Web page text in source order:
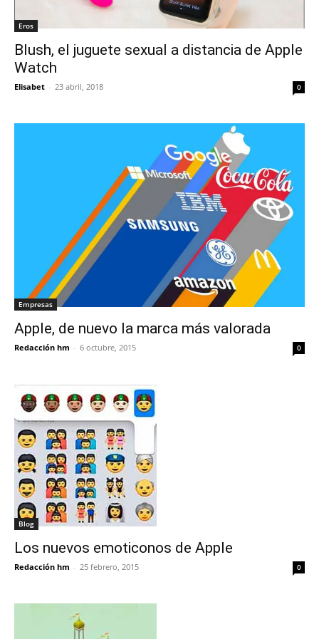
Eros
Blush, el juguete sexual a distancia de Apple
Watch
Elisabet - 23 abril, 2018 0
Empresas
Apple, de nuevo la marca más valorada
Redacción hm - 6 octubre, 2015 0
Blog
Los nuevos emoticonos de Apple
Redacción hm - 25 febrero, 2015 0